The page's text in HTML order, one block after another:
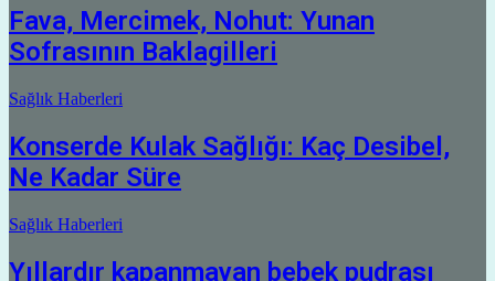
Fava, Mercimek, Nohut: Yunan
Sofrasının Baklagilleri
Sağlık Haberleri
Konserde Kulak Sağlığı: Kaç Desibel,
Ne Kadar Süre
Sağlık Haberleri
Yıllardır kapanmayan bebek pudrası